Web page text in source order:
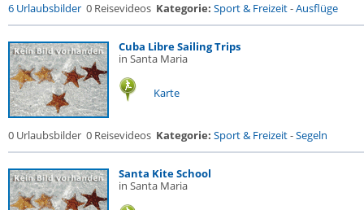
6 Urlaubsbilder 0 Reisevideos Kategorie: Sport & Freizeit-Ausflüge
Cuba Libre Sailing Trips
in Santa Maria
Karte
0 Urlaubsbilder 0 Reisevideos Kategorie: Sport & Freizeit-Segeln
Santa Kite School
in Santa Maria